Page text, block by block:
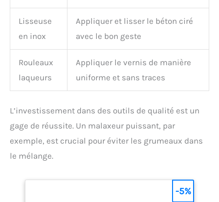
Lisseuse
en inox
Appliquer et lisser le béton ciré
avec le bon geste
Rouleaux
laqueurs
Appliquer le vernis de manière
uniforme et sans traces
L’investissement dans des outils de qualité est un
gage de réussite. Un malaxeur puissant, par
exemple, est crucial pour éviter les grumeaux dans
le mélange.
-5%